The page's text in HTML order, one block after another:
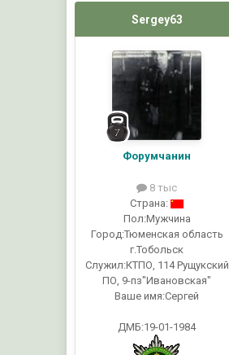
Sergey63
Форумчанин
8 тыс
Страна:
Пол:Мужчина
Город:Тюменская область
г.Тобольск
Служил:КТПО, 114 Рущукский
ПО, 9-пз"Ивановская"
Ваше имя:Сергей
ДМБ:19-01-1984